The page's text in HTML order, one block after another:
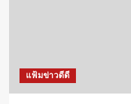
แฟ้มข่าวดีดี